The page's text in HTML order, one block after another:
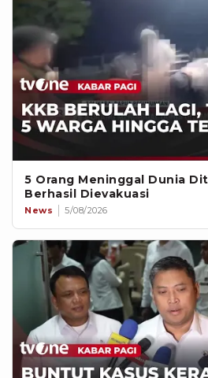
5 Orang Meninggal Dunia
Berhasil Dievakuasi
News 5/08/2026